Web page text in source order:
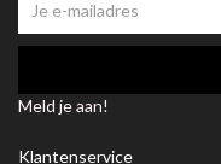
Meld je aan!
Klantenservice